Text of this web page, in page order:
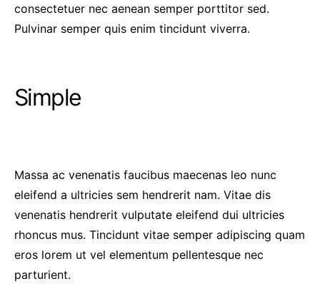
consectetuer nec aenean semper porttitor sed.
Pulvinar semper quis enim tincidunt viverra.
Simple
Massa ac venenatis faucibus maecenas leo nunc
eleifend a ultricies sem hendrerit nam. Vitae dis
venenatis hendrerit vulputate eleifend dui ultricies
rhoncus mus. Tincidunt vitae semper adipiscing quam
eros lorem ut vel elementum pellentesque nec
parturient.